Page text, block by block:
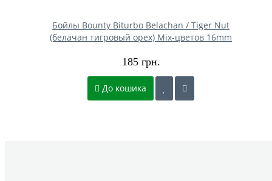
Бойлы Bounty Biturbo Belachan / Tiger Nut
(белачан тигровый орех) Mix-цветов 16mm
185 грн.
До кошика